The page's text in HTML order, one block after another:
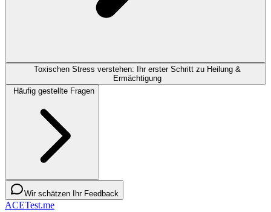
Toxischen Stress verstehen: Ihr erster Schritt zu Heilung &
Ermächtigung
Häufig gestellte Fragen
Wir schätzen Ihr Feedback
ACETest.me